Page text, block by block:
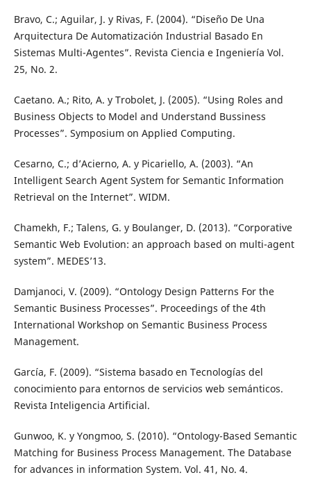
Bravo, C.; Aguilar, J. y Rivas, F. (2004). “Diseño De Una
Arquitectura De Automatización Industrial Basado En
Sistemas Multi-Agentes”. Revista Ciencia e Ingeniería Vol.
25, No. 2.
Caetano. A.; Rito, A. y Trobolet, J. (2005). “Using Roles and
Business Objects to Model and Understand Bussiness
Processes”. Symposium on Applied Computing.
Cesarno, C.; d’Acierno, A. y Picariello, A. (2003). “An
Intelligent Search Agent System for Semantic Information
Retrieval on the Internet”. WIDM.
Chamekh, F.; Talens, G. y Boulanger, D. (2013). “Corporative
Semantic Web Evolution: an approach based on multi-agent
system”. MEDES’13.
Damjanoci, V. (2009). “Ontology Design Patterns For the
Semantic Business Processes”. Proceedings of the 4th
International Workshop on Semantic Business Process
Management.
García, F. (2009). “Sistema basado en Tecnologías del
conocimiento para entornos de servicios web semánticos.
Revista Inteligencia Artificial.
Gunwoo, K. y Yongmoo, S. (2010). “Ontology-Based Semantic
Matching for Business Process Management. The Database
for advances in information System. Vol. 41, No. 4.